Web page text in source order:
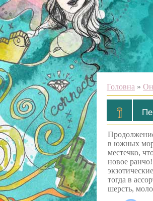
Головна »
в южных
местечко,
новое
тогда в
шерсть,